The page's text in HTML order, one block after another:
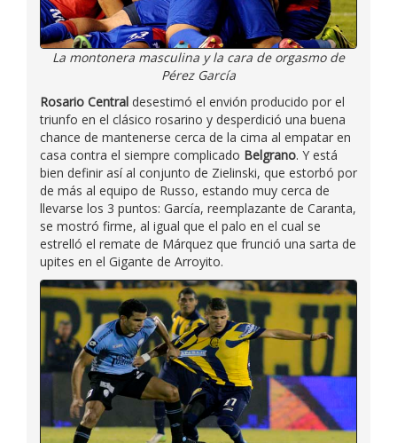
La montonera masculina y la cara de orgasmo de
Pérez García
Rosario Central desestimó el envión producido por el
triunfo en el clásico rosarino y desperdició una buena
chance de mantenerse cerca de la cima al empatar en
casa contra el siempre complicado Belgrano. Y está
bien definir así al conjunto de Zielinski, que estorbó por
de más al equipo de Russo, estando muy cerca de
llevarse los 3 puntos: García, reemplazante de Caranta,
se mostró firme, al igual que el palo en el cual se
estrelló el remate de Márquez que frunció una sarta de
upites en el Gigante de Arroyito.